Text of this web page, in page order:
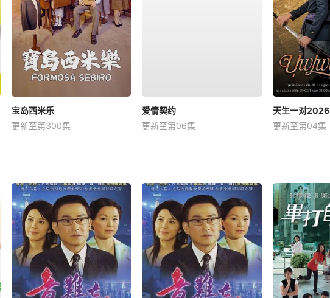
宝岛西米乐
更新至第300集
爱情契约
更新至第06集
天生一对2026
更新至第04集